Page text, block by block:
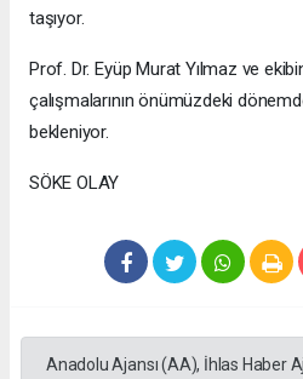
taşıyor.
Prof. Dr. Eyüp Murat Yılmaz ve
çalışmalarının önümüzdeki
bekleniyor.
SÖKE OLAY
Anadolu Ajansı (AA), İhlas Haber